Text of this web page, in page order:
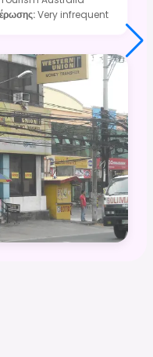
:Very infrequent